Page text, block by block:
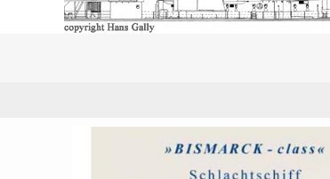
Schlachtschiff Tirpitz Vol. I